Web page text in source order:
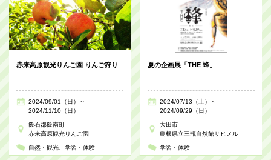
赤来高原観光りんご園 りんご狩り
2024/09/01（日）～
2024/11/10（日）
飯石郡飯南町
赤来高原観光りんご園
自然・観光 学習・体験
夏の企画展「THE 蜂」
2024/07/13（土）～
2024/09/29（日）
大田市
島根県立三瓶自然館サヒメル
学習・体験